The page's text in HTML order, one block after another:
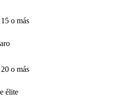
o más
o más
élite